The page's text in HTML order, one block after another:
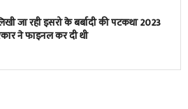
जा रही इसरो के बर्बादी की पटकथा 2023
ने फाइनल कर दी थी